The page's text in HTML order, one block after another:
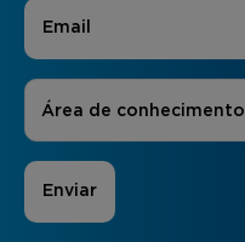
E-mail
Áreas de Interesse
Área de conhecimento